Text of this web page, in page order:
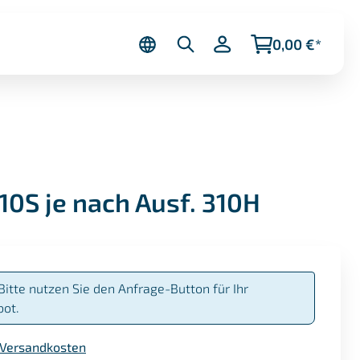
0,00 €*
je nach Ausf. 310H
nutzen Sie den Anfrage-Button für Ihr